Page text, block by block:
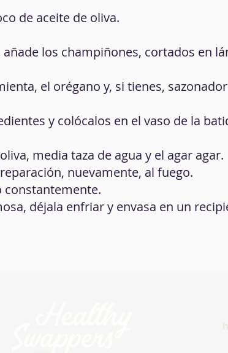
de aceite de oliva.
los champiñones, cortados en
el orégano y, si tienes,
y colócalos en el vaso de la
media taza de agua y el agar agar.
nuevamente, al fuego.
constantemente.
déjala enfriar y envasa en un